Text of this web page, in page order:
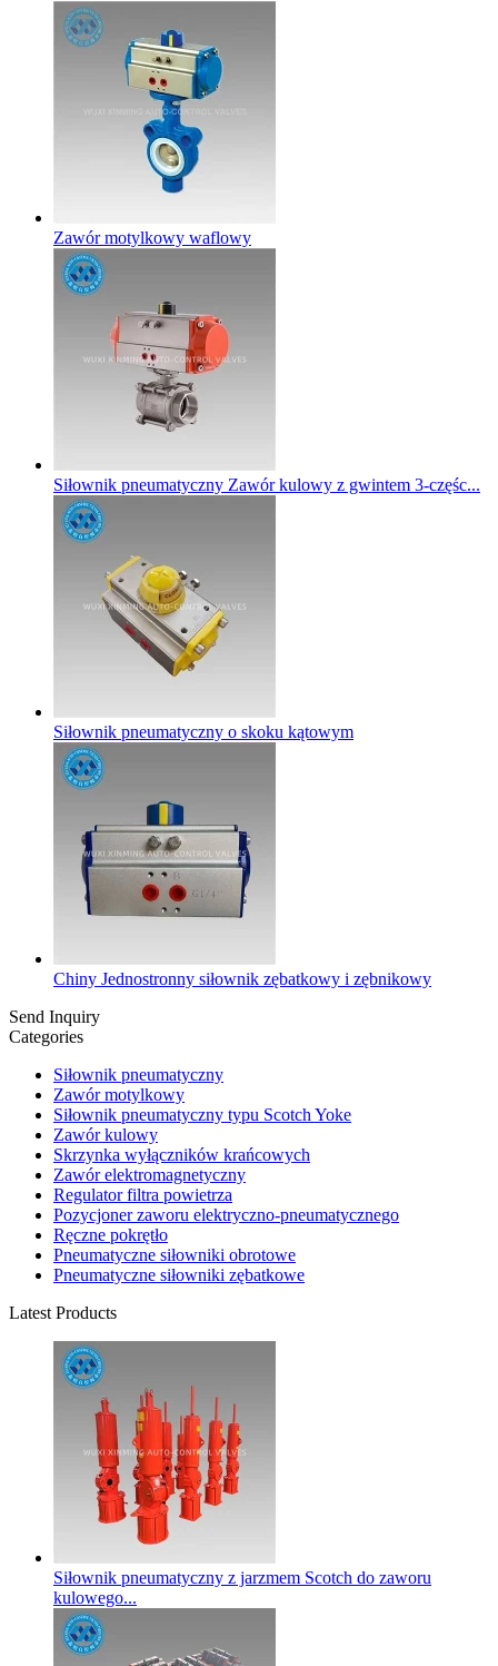
Zawór motylkowy waflowy
Siłownik pneumatyczny Zawór kulowy z gwintem 3-częśc...
Siłownik pneumatyczny o skoku kątowym
Chiny Jednostronny siłownik zębatkowy i zębnikowy
Send Inquiry
Categories
Siłownik pneumatyczny
Zawór motylkowy
Siłownik pneumatyczny typu Scotch Yoke
Zawór kulowy
Skrzynka wyłączników krańcowych
Zawór elektromagnetyczny
Regulator filtra powietrza
Pozycjoner zaworu elektryczno-pneumatycznego
Ręczne pokrętło
Pneumatyczne siłowniki obrotowe
Pneumatyczne siłowniki zębatkowe
Latest Products
Siłownik pneumatyczny z jarzmem Scotch do zaworu
kulowego...